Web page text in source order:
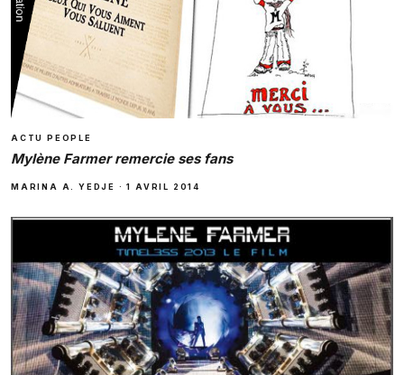
ACTU PEOPLE
Mylène Farmer remercie ses fans
MARINA A. YEDJE ·1 AVRIL 2014